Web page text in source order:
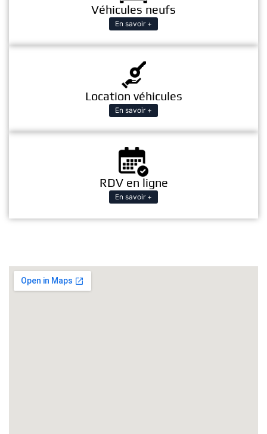
Véhicules neufs
En savoir +
Location véhicules
En savoir +
RDV en ligne
En savoir +